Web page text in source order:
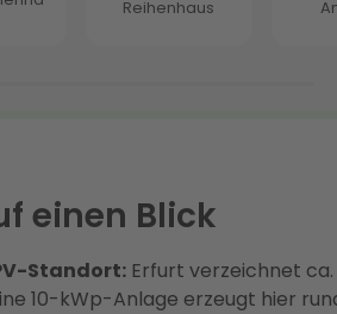
einen Blick
Standort: Erfurt verzeichnet ca.
10-kWp-Anlage erzeugt hier